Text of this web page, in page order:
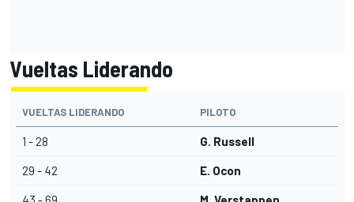
Vueltas Liderando
VUELTAS LIDERANDO PILOTO
1 - 28 G. Russell
29 - 42 E. Ocon